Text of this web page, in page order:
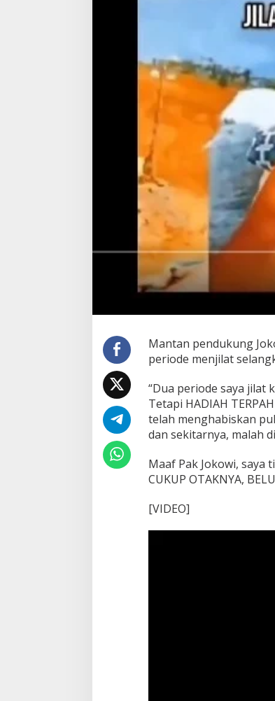
Mantan pendukung
periode menjilat
“Dua periode saya jilat
Tetapi HADIAH
telah menghabiskan
dan sekitarnya, malah
Maaf Pak Jokowi, saya
CUKUP OTAKNYA,
[VIDEO]